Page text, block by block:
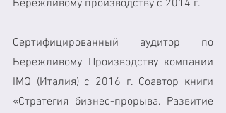
Бережливому производству с 2014 г.
Сертифицированный аудитор по
Бережливому Производству компании
IMQ (Италия) с 2016 г. Соавтор книги
«Стратегия бизнес-прорыва. Развитие